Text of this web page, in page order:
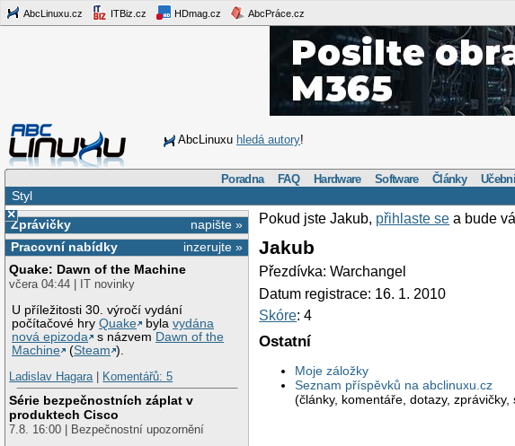
AbcLinuxu.cz ITBiz.cz HDmag.cz AbcPráce.cz
AbcLinuxu hledá autory!
Poradna FAQ Hardware Software Články
Styl
×
napište »
Zprávičky
inzerujte »
Pracovní nabídky
Quake: Dawn of the Machine
včera 04:44 | IT novinky
U příležitosti 30. výročí vydání
počítačové hryQuake bylavydána
nová epizoda
s názvem Dawn of the
Machine
(Steam ).
Ladislav Hagara| Komentářů: 5
Série bezpečnostních záplat v
produktech Cisco
7.8. 16:00 | Bezpečnostní upozornění
Pokud jste Jakub, přihlaste se a bude
Jakub
Přezdívka: Warchangel
Datum registrace: 16. 1. 2010
Skóre: 4
Ostatní
Moje záložky
Seznam příspěvků na abclinuxu.cz
(články, komentáře, dotazy,